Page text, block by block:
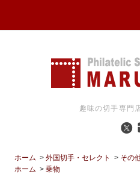
趣味の切手専門
ホーム >外国切手・セレクト > その
ホーム >乗物